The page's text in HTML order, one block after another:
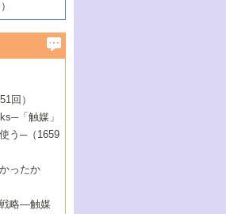
年・大阪府
年・成蹊大
年・ロワジ
ら新機能開拓
年・関西大
の新潮流
近の進歩
術
機合成
向けた重合
素製造・貯
触媒および
表面構造の
未来展望1：
算化学の進
の未来展望
プロセス
新たな触媒
触媒研究
展開
媒技術の新
ロセスの新
応
作用
に寄与する
術
回触媒討論
新展開
媒
とその利用-
回）
「触媒」
う─（1659
ったか
略―触媒